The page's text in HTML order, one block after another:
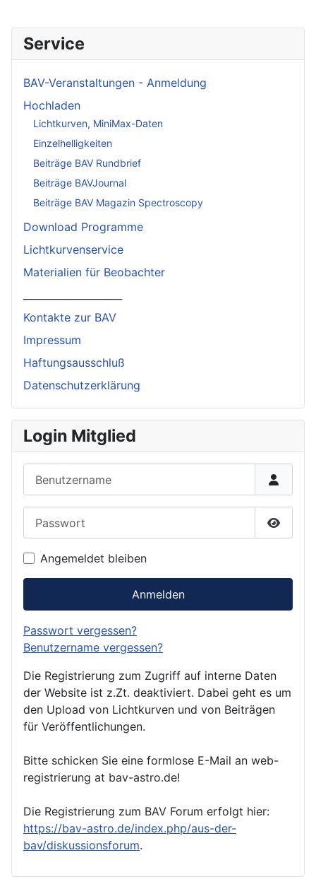
Service
BAV-Veranstaltungen - Anmeldung
Hochladen
Lichtkurven, MiniMax-Daten
Einzelhelligkeiten
Beiträge BAV Rundbrief
Beiträge BAVJournal
Beiträge BAV Magazin Spectroscopy
Download Programme
Lichtkurvenservice
Materialien für Beobachter
Kontakte zur BAV
Impressum
Haftungsausschluß
Datenschutzerklärung
Login Mitglied
Angemeldet bleiben
Anmelden
Passwort vergessen?
Benutzername vergessen?
Die Registrierung zum Zugriff auf interne Daten
der Website ist z.Zt. deaktiviert. Dabei geht es um
den Upload von Lichtkurven und von Beiträgen
für Veröffentlichungen.
Bitte schicken Sie eine formlose E-Mail an web-
registrierung at bav-astro.de!
Die Registrierung zum BAV Forum erfolgt hier:
https://bav-astro.de/index.php/aus-der-
bav/diskussionsforum.